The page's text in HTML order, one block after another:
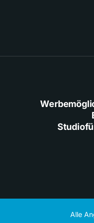
Alle